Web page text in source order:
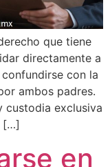
que tiene
directamente a
con la
ambos padres.
custodia exclusiva
[…]
en